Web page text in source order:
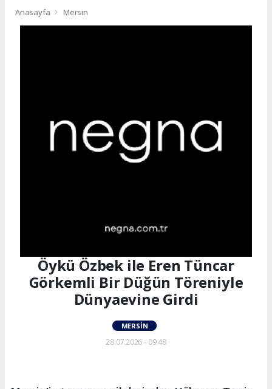
Anasayfa Mersin
Öykü Özbek ile Eren Tüncar
Görkemli Bir Düğün Töreniyle
Dünyaevine Girdi
MERSIN
28.07.2026 - 09:48